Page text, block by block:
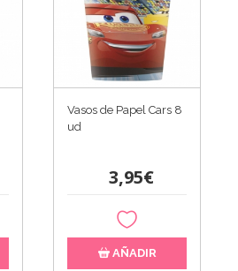
Vasos de Papel Cars 8
ud
3,95€
AÑADIR